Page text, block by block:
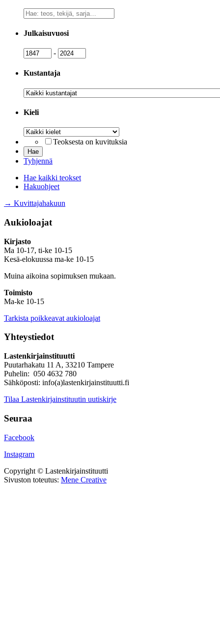
Vapaa
sanahaku
Julkaisuvuosi
Julkaisuvuosi
- Julkaisuvuosi
Kustantaja
Kustantaja
Kieli
Kieli
Teoksesta on kuvituksia
Tyhjennä
Hae kaikki teokset
Hakuohjeet
→ Kuvittajahakuun
Aukioloajat
Kirjasto
Ma 10-17, ti-ke 10-15
Kesä-elokuussa ma-ke 10-15
Muina aikoina sopimuksen mukaan.
Toimisto
Ma-ke 10-15
Tarkista poikkeavat aukioloajat
Yhteystiedot
Lastenkirjainstituutti
Puutarhakatu 11 A, 33210 Tampere
Puhelin: 050 4632 780
Sähköposti: info(a)lastenkirjainstituutti.fi
Tilaa Lastenkirjainstituutin uutiskirje
Seuraa
Facebook
Instagram
Copyright © Lastenkirjainstituutti
Sivuston toteutus: Mene Creative